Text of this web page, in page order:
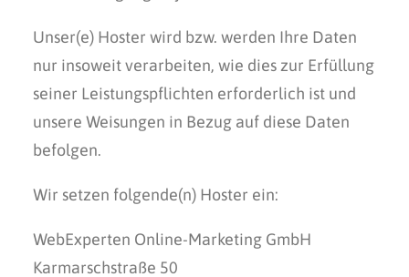
Unser(e) Hoster wird bzw. werden Ihre Daten
nur insoweit verarbeiten, wie dies zur Erfüllung
seiner Leistungspflichten erforderlich ist und
unsere Weisungen in Bezug auf diese Daten
befolgen.
Wir setzen folgende(n) Hoster ein:
WebExperten Online-Marketing GmbH
Karmarschstraße 50